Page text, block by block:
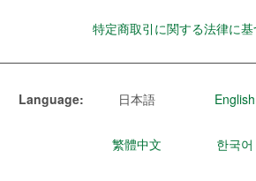
特定商取引に関する法律に
Language: 日本語 English
繁體中文 한국어